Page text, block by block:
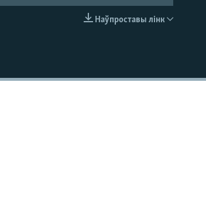
Наўпроставы лінк